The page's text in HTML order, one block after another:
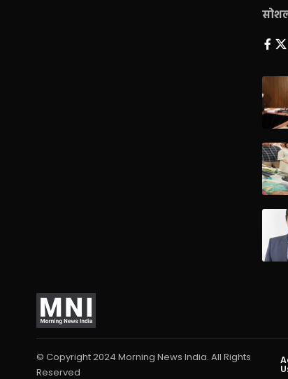
© Copyright 2024 Morning News India. All Rights
Reserved